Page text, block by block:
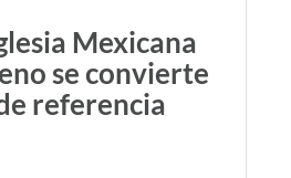
Mexicana
se convierte
referencia